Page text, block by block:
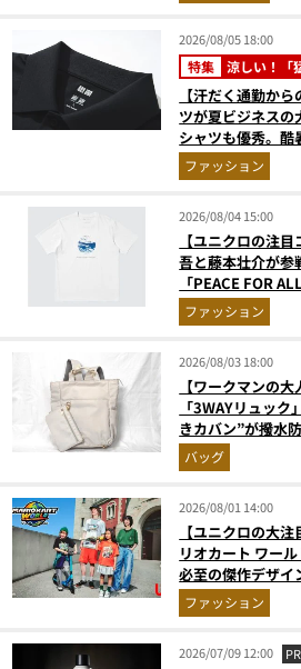
2026/08/05 18:00
特集 涼しい！「
【汗だく通勤か
ツが夏ビジネス
シャツも優秀。酷
ウエアの実力
ファッション
2026/08/04 15:00
【ユニクロの注
吾と藤本壮介が
「PEACE FOR
ファッション
2026/08/03 18:00
【ワークマンの
「3WAYリュッ
きカバン”が撥水
バッグ
2026/08/01 14:00
【ユニクロの大
リオカート ワー
必至の傑作デザイ
適ファッション
2026/07/09 12:00 PR